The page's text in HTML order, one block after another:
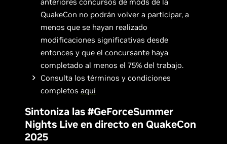
QuakeCon no podrán volver a participar, a
menos que se hayan realizado
modificaciones significativas desde
entonces y que el concursante haya
completado al menos el 75% del trabajo.
Consulta los términos y condiciones
completosaquí
Sintoniza las #GeForceSummer
Nights Live en directo en QuakeCon
2025